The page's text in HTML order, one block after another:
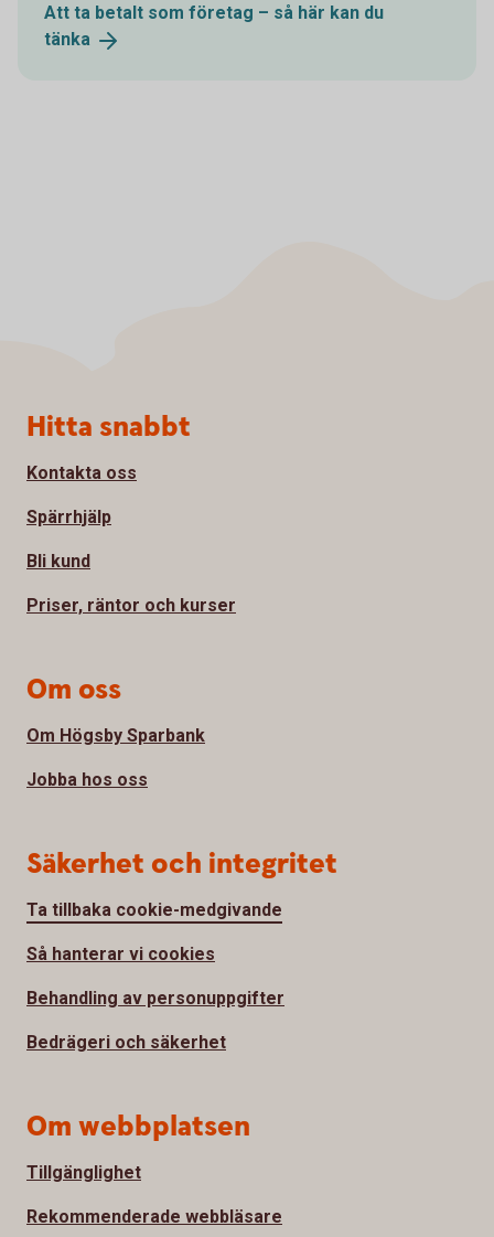
Att ta betalt som företag – så här kan du
tänka
Sidfot
Hitta snabbt
Kontakta oss
Spärrhjälp
Bli kund
Priser, räntor och kurser
Om oss
Om Högsby Sparbank
Jobba hos oss
Säkerhet och integritet
Ta tillbaka cookie-medgivande
Så hanterar vi cookies
Behandling av personuppgifter
Bedrägeri och säkerhet
Om webbplatsen
Tillgänglighet
Rekommenderade webbläsare